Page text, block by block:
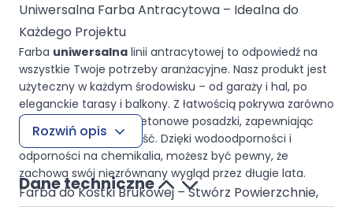
Uniwersalna Farba Antracytowa – Idealna do
Każdego Projektu
Farba uniwersalna linii antracytowej to odpowiedź na
wszystkie Twoje potrzeby aranżacyjne. Nasz produkt jest
użyteczny w każdym środowisku – od garaży i hal, po
eleganckie tarasy i balkony. Z łatwością pokrywa zarówno
kostkę brukową, jak i betonowe posadzki, zapewniając
doskonałą przyczepność. Dzięki wodoodporności i
odporności na chemikalia, możesz być pewny, że
zachowa swój niezrównany wygląd przez długie lata.
Farba do Kostki Brukowej – Stwórz Powierzchnie,
Rozwiń opis
Dane techniczne